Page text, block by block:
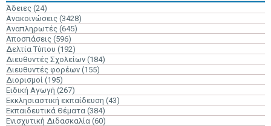
Άδειες (24)
Ανακοινώσεις (3428)
Αναπληρωτές (645)
Αποσπάσεις (596)
Δελτία Τύπου (192)
Διευθυντές Σχολείων (184)
Διευθυντές φορέων (155)
Διορισμοί (195)
Ειδική Αγωγή (267)
Εκκλησιαστική εκπαίδευση (43)
Εκπαιδευτικά Θέματα (384)
Ενισχυτική Διδασκαλία (60)